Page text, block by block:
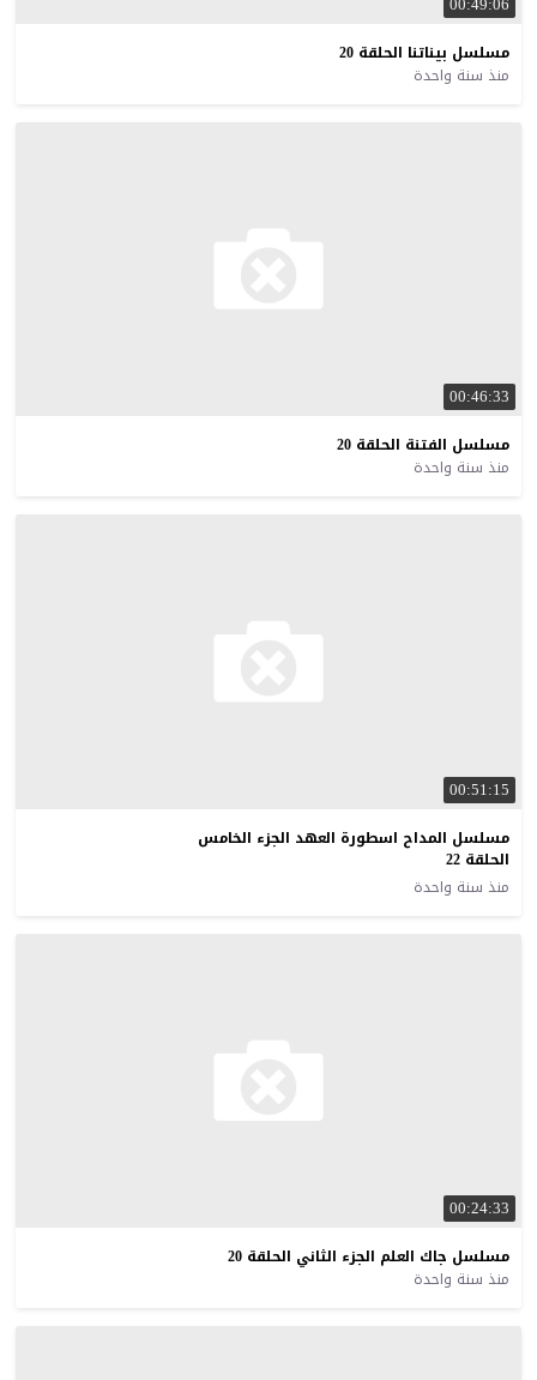
مسلسل بيناتنا الحلقة 20
منذ سنة واحدة
00:46:33
مسلسل الفتنة الحلقة 20
منذ سنة واحدة
00:51:15
مسلسل المداح اسطورة العهد الجزء الخامس
الحلقة 22
منذ سنة واحدة
00:24:33
مسلسل جاك العلم الجزء الثاني الحلقة 20
منذ سنة واحدة